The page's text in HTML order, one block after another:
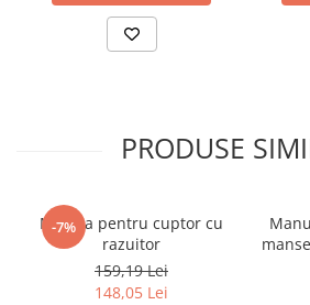
PRODUSE
-7%
Matura pentru cuptor cu
razuitor
159,19 Lei
148,05 Lei